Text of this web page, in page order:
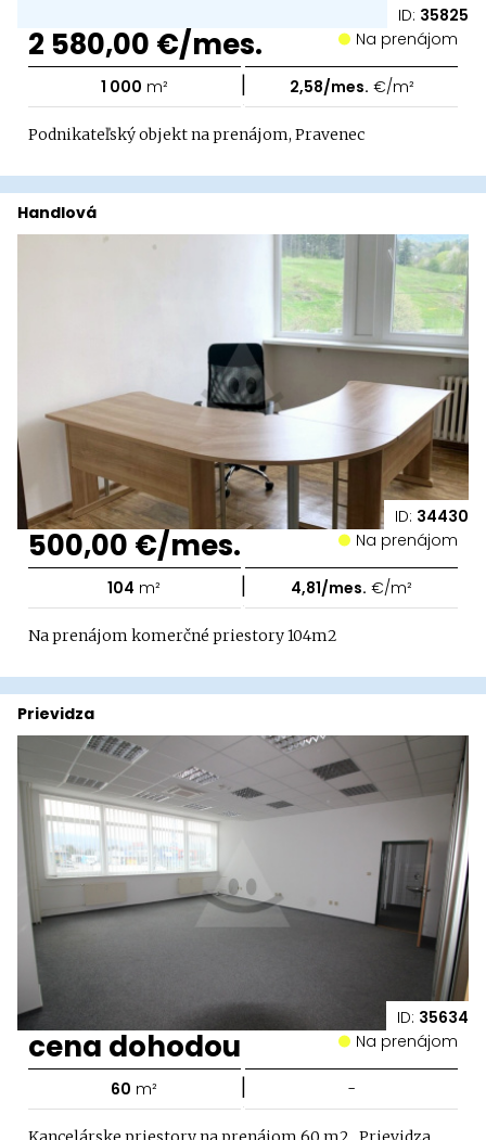
ID: 35825
2 580,00 €/mes. Na prenájom
1 000 m² | 2,58/mes. €/m²
Podnikateľský objekt na prenájom, Pravenec
ID: 34430
Handlová
500,00 €/mes. Na prenájom
104 m² | 4,81/mes. €/m²
Na prenájom komerčné priestory 104m2
ID: 35634
Prievidza
cena dohodou Na prenájom
60 m² | -